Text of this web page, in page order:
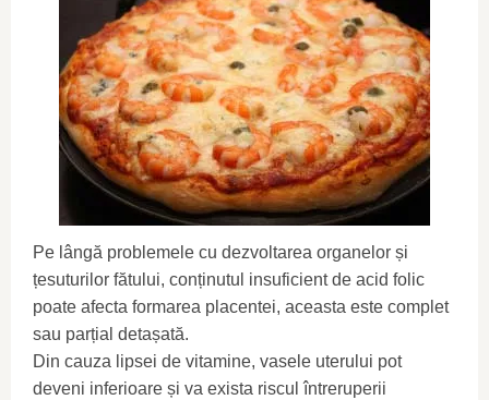
Pe lângă problemele cu dezvoltarea organelor și
țesuturilor fătului, conținutul insuficient de acid folic
poate afecta formarea placentei, aceasta este complet
sau parțial detașată.
Din cauza lipsei de vitamine, vasele uterului pot
deveni inferioare și va exista riscul întreruperii